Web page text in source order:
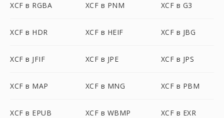
XCF в RGBA XCF в PNM XCF в G3
XCF в HDR XCF в HEIF XCF в JBG
XCF в JFIF XCF в JPE XCF в JPS
XCF в MAP XCF в MNG XCF в PBM
XCF в EPUB XCF в WBMP XCF в EXR